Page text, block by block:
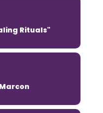
Rituals"